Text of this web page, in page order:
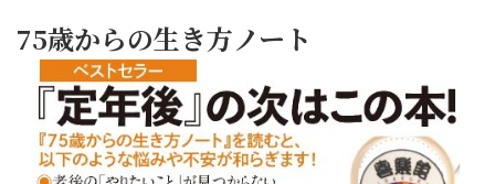
75歳からの生き方ノート